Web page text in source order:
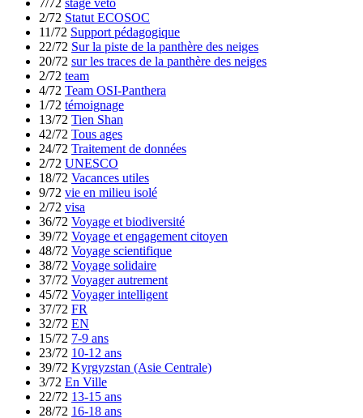
2/72 Statut ECOSOC
11/72 Support pédagogique
22/72 Sur la piste de la panthère des neiges
20/72 sur les traces de la panthère des neiges
2/72 team
4/72 Team OSI-Panthera
1/72 témoignage
13/72 Tien Shan
42/72 Tous ages
24/72 Traitement de données
2/72 UNESCO
18/72 Vacances utiles
9/72 vie en milieu isolé
2/72 visa
36/72 Voyage et biodiversité
39/72 Voyage et engagement citoyen
48/72 Voyage scientifique
38/72 Voyage solidaire
37/72 Voyager autrement
45/72 Voyager intelligent
37/72 FR
32/72 EN
15/72 7-9 ans
23/72 10-12 ans
39/72 Kyrgyzstan (Asie Centrale)
3/72 En Ville
22/72 13-15 ans
28/72 16-18 ans